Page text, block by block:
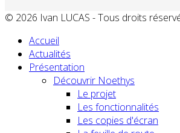
© 2026 Ivan LUCAS - Tous droits
Accueil
Actualités
Présentation
Découvrir Noethys
Le projet
Les fonctionnalités
Les copies d'écran